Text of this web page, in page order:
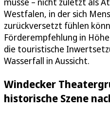
Westfalen, in der sich
zurückversetzt fühlen
Förderempfehlung in
die touristische
Wasserfall in Aussicht.
Windecker
historische Szene